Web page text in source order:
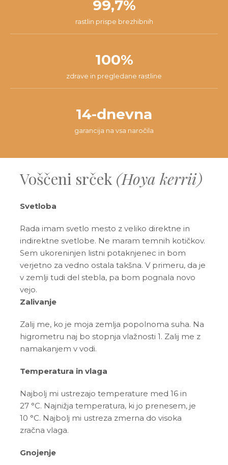
99,7%
rastlin prispe brezhibnih
100%
zdrave in pregledane rastline
14-dnevna
garancija na vsa naročila
Voščeni srček (Hoya kerrii)
Svetloba
Rada imam svetlo mesto z veliko direktne in
indirektne svetlobe. Ne maram temnih kotičkov.
Sem ukoreninjen listni potaknjenec in bom
verjetno za vedno ostala takšna. V primeru, da je
v zemlji tudi del stebla, pa bom pognala novo
vejo.
Zalivanje
Zalij me, ko je moja zemlja popolnoma suha. Na
higrometru naj bo stopnja vlažnosti 1. Zalij me z
namakanjem v vodi.
Temperatura in vlaga
Najbolj mi ustrezajo temperature med 16 in
27 °C. Najnižja temperatura, ki jo prenesem, je
10 °C. Najbolj mi ustreza zmerna do visoka
zračna vlaga.
Gnojenje